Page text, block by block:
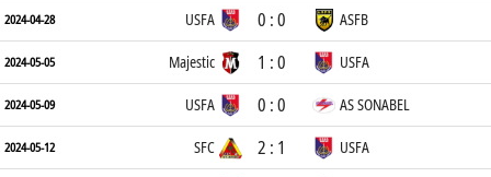
2024-04-28 USFA 0 : 0 ASFB
2024-05-05 Majestic 1 : 0 USFA
2024-05-09 USFA 0 : 0 AS SONABEL
2024-05-12 SFC 2 : 1 USFA